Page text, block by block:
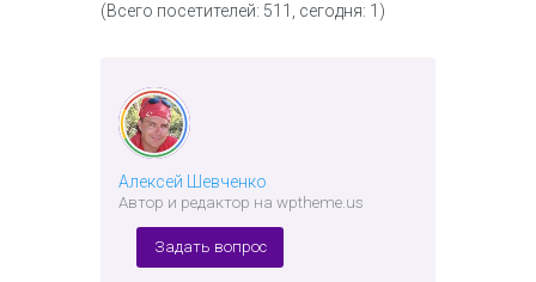
(Всего посетителей: 511, сегодня: 1)
Алексей Шевченко
Автор и редактор на wptheme.us
Задать вопрос